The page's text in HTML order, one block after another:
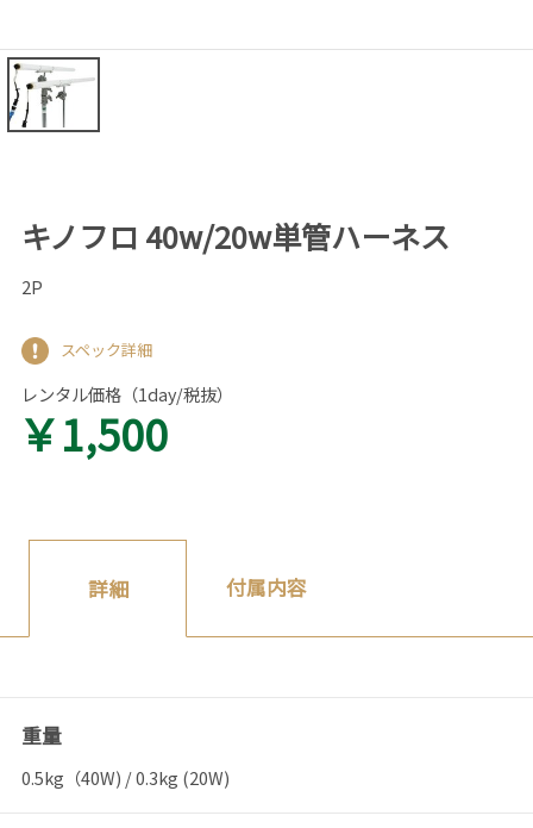
キノフロ 40w/20w単管ハーネス
2P
スペック詳細
レンタル価格（1day/税抜）
￥1,500
詳細 付属内容
重量
0.5kg（40W) / 0.3kg (20W)